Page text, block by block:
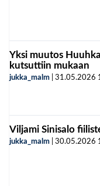
Yksi muutos
kutsuttiin mukaan
jukka_malm 31.05.2026
Viljami Sinisalo
jukka_malm 30.05.2026